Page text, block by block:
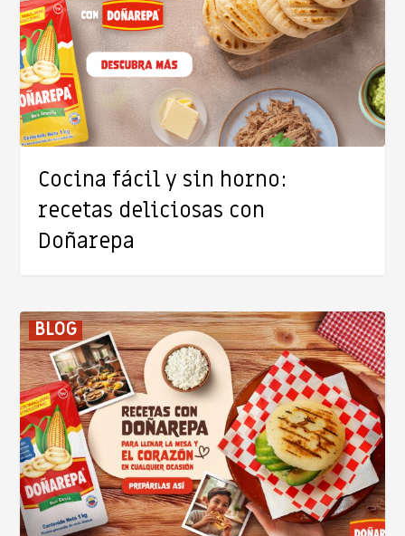
horno:
recetas
deliciosas
con
Doñarepa
Cocina fácil y sin horno:
recetas deliciosas con
Doñarepa
BLOG
Recetas
con
Doñarepa
para
llenar
la
mesa
y
el